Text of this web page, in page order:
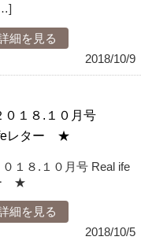
細を見る
2018/10/9
１８.１０月号
レター ★
１８.１０月号 Real ife
ー ★
細を見る
2018/10/5